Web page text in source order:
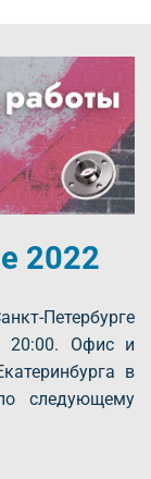
2022
Петербурге
20:00. Офис и
в
следующему